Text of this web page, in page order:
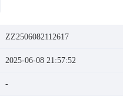
ZZ2506082112617
2025-06-08 21:57:52